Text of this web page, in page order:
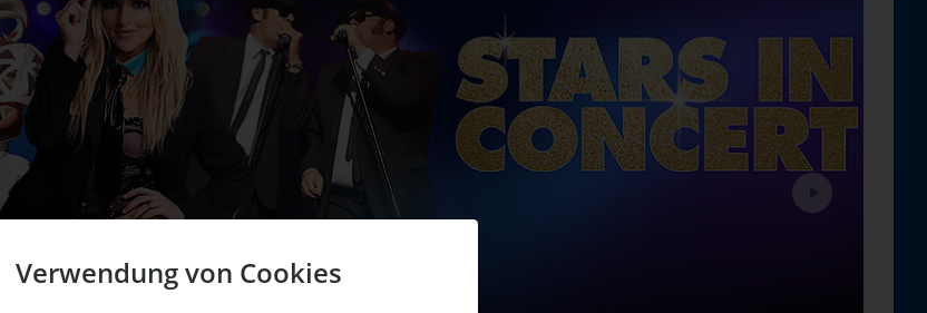
Verwendung von Cookies
Next